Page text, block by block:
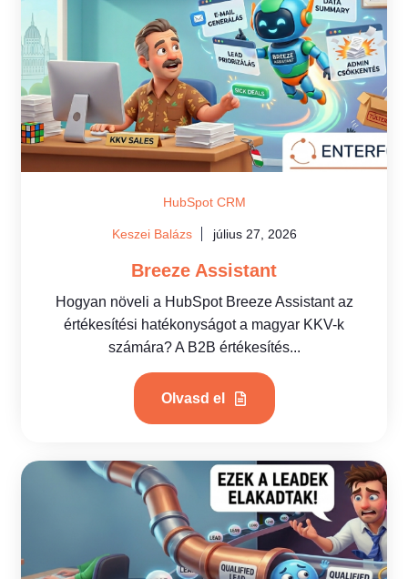
HubSpot CRM
Keszei Balázs július 27, 2026
Breeze Assistant
Hogyan növeli a HubSpot Breeze Assistant az
értékesítési hatékonyságot a magyar KKV-k
számára? A B2B értékesítés...
Olvasd el